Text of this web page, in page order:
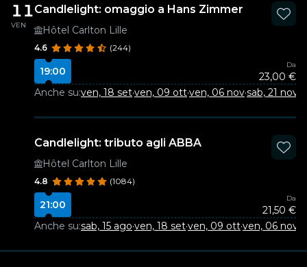
11
VEN
Candlelight: omaggio a Hans Zimmer
Hôtel Carlton Lille
4.6 (244)
19:00
Da
23,00 €
Anche su:ven, 18 set·ven, 09 ott·ven, 06 nov·sab, 21 nov
Candlelight: tributo agli ABBA
Hôtel Carlton Lille
4.8 (1084)
21:00
Da
21,50 €
Anche su:sab, 15 ago·ven, 18 set·ven, 09 ott·ven, 06 nov